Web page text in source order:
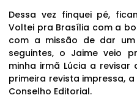
Dessa vez finquei pé,
Voltei pra Brasília com a
com a missão de dar
seguintes, o Jaime veio
minha irmã Lúcia a revisar
primeira revista impressa,
Conselho Editorial.